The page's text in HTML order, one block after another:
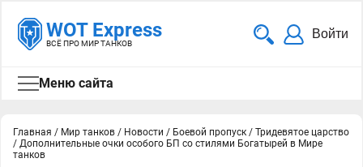
WOT Express
ВСЁ ПРО МИР ТАНКОВ
Войти
Меню сайта
Главная / Мир танков / Новости / Боевой пропуск / Тридевятое царство
/ Дополнительные очки особого БП со стилями Богатырей в Мире
танков